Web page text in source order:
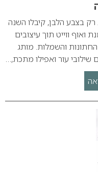
רק בצבע הלבן, קיבלו השנה
ואוף ווייט תוך עיצובים
החתונות והשמלות. מותג